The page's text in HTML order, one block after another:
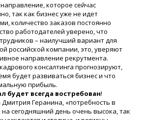
которое сейчас
так как бизнес уже не идет
количество заказов постоянно
работодателей уверено, что
– наилучший вариант для
российской компании, это, уверяют
направление рекрутмента.
консалтинга прогнозируют,
будет развиваться бизнес и что
прибыль.
будет всегда востребован!
Геранина, «потребность в
сегодняшний день очень высока, так